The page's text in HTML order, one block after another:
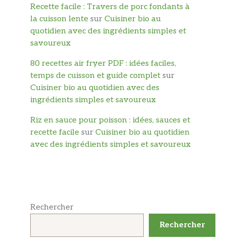
Recette facile : Travers de porc fondants à
la cuisson lente sur Cuisiner bio au
quotidien avec des ingrédients simples et
savoureux
80 recettes air fryer PDF : idées faciles,
temps de cuisson et guide complet sur
Cuisiner bio au quotidien avec des
ingrédients simples et savoureux
Riz en sauce pour poisson : idées, sauces et
recette facile sur Cuisiner bio au quotidien
avec des ingrédients simples et savoureux
Rechercher
Rechercher